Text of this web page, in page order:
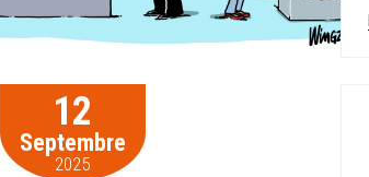
12
Septembre
2025